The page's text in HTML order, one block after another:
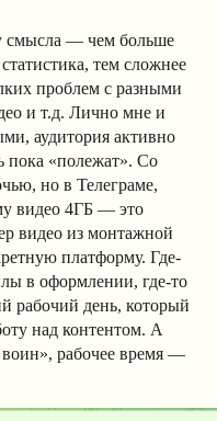
смысла — чем больше
тем сложнее
проблем с разными
и т.д. Лично мне и
аудитория активно
пока «полежат». Со
но в Телеграме,
видео 4ГБ — это
видео из монтажной
платформу. Где-
в оформлении, где-то
рабочий день, который
над контентом. А
воин», рабочее время —